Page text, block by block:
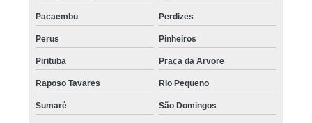
Pacaembu Perdizes
Perus Pinheiros
Pirituba Praça da Arvore
Raposo Tavares Rio Pequeno
Sumaré São Domingos